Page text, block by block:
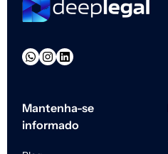
Mantenha-se
informado